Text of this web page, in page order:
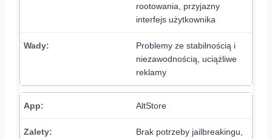
rootowania, przyjazny
interfejs użytkownika
Problemy ze stabilnością i
niezawodnością, uciążliwe
reklamy
AltStore
Brak potrzeby jailbreakingu,